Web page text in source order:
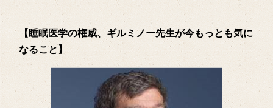
【睡眠医学の権威、ギルミノー先生が今もっとも気に
なること】